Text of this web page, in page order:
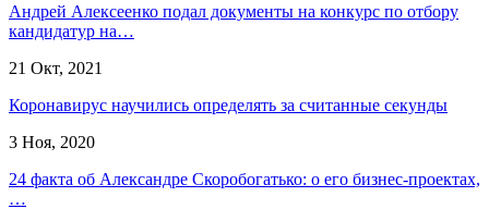
Андрей Алексеенко подал документы на конкурс по отбору
кандидатур на…
21 Окт, 2021
Коронавирус научились определять за считанные секунды
3 Ноя, 2020
24 факта об Александре Скоробогатько: о его бизнес-проектах,
…